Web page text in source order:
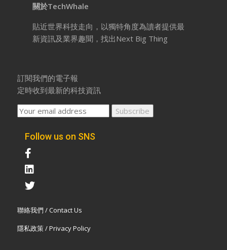
關於TechWhale
貼近世界科技走向，以獨特角度為讀者提供最
新資訊及業界趣聞，找出Next Big Thing
訂閱我們的電子報
定時收到最新的科技資訊
Follow us on SNS
聯絡我們 / Contact Us
隱私政策 / Privacy Policy